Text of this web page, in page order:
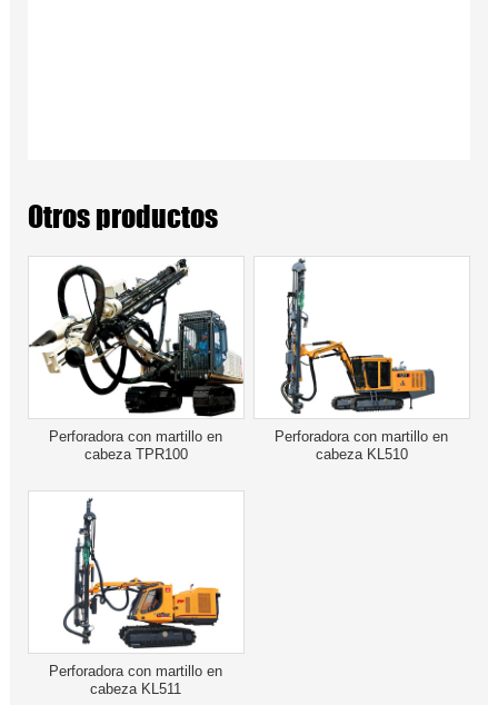
Otros productos
Perforadora con martillo en
cabeza TPR100
Perforadora con martillo en
cabeza KL510
Perforadora con martillo en
cabeza KL511